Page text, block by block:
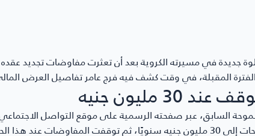
جديدة في مسيرته الكروية بعد أن تعثرت مفاوضات تجديد
المقبلة، في وقت كشف فيه فرج عامر تفاصيل العرض
مليون جنيه
السابق، عبر صفحته الرسمية على موقع التواصل
عرضها لتجديد عقد حسين الشحات إلى 30 مليون جنيه سنويًا، ثم توقفت